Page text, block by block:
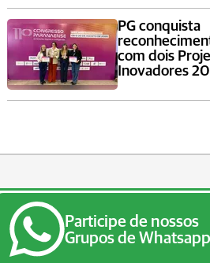
PG conquista
com dois
Inovadores
Participe de nossos
Grupos de Whatsapp